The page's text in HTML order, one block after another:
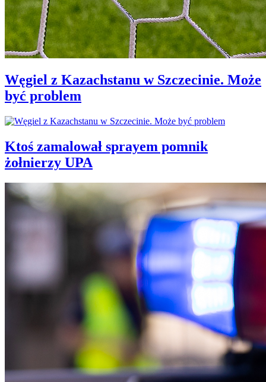
Węgiel z Kazachstanu w Szczecinie. Może
być problem
Ktoś zamalował sprayem pomnik
żołnierzy UPA